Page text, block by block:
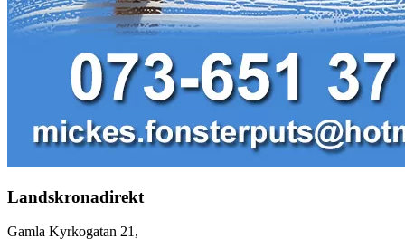
Landskronadirekt
Gamla Kyrkogatan 21,